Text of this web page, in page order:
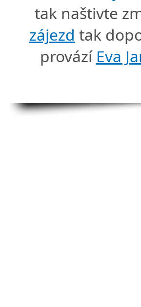
tak naštivte
zájezd tak
provází Eva